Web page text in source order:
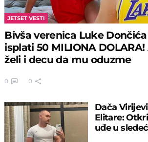
JETSET VESTI
Bivša verenica Luke
isplati 50 MILIONA
želi i decu da mu oduzme
0 0
Dača
Elitare:
uđe u